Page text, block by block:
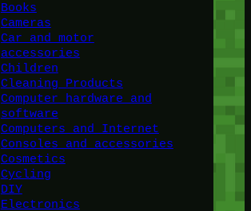
Books
Cameras
Car and motor
accessories
Children
Cleaning Products
Computer hardware and
software
Computers and Internet
Consoles and accessories
Cosmetics
Cycling
DIY
Electronics